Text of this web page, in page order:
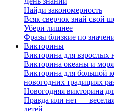
Найди закономерность
Всяк сверчок знай свой
Убери лишнее
Фразы близкие по
Викторины
Викторина для взрослых
Викторина океаны и моря
Викторина для большой
новогодних традициях
Новогодняя викторина
Правда или нет —
детей